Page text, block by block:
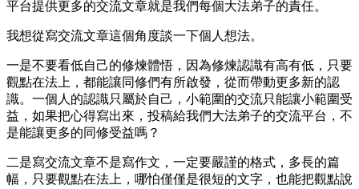
平台提供更多的交流文章就是我們每個大法弟子的責任。
我想從寫交流文章這個角度談一下個人想法。
一是不要看低自己的修煉體悟，因為修煉認識有高有低，只要
觀點在法上，都能讓同修們有所啟發，從而帶動更多新的認
識。一個人的認識只屬於自己，小範圍的交流只能讓小範圍受
益，如果把心得寫出來，投稿給我們大法弟子的交流平台，不
是能讓更多的同修受益嗎？
二是寫交流文章不是寫作文，一定要嚴謹的格式，多長的篇
幅，只要觀點在法上，哪怕僅僅是很短的文字，也能把觀點說